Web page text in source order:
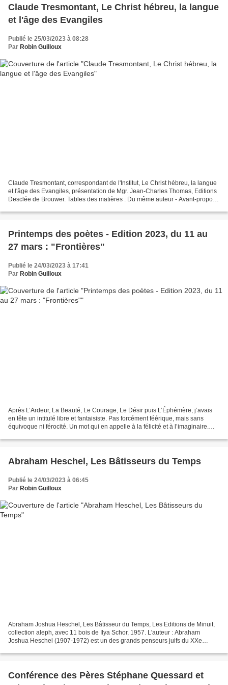
Claude Tresmontant, Le Christ hébreu, la langue
et l'âge des Evangiles
Publié le 25/03/2023 à 08:28
Par Robin Guilloux
Claude Tresmontant, correspondant de l'Institut, Le Christ hébreu, la langue
et l'âge des Evangiles, présentation de Mgr. Jean-Charles Thomas, Editions
Desclée de Brouwer. Tables des matières : Du même auteur - Avant-propos -
Printemps des poètes - Edition 2023, du 11 au
27 mars : "Frontières"
Publié le 24/03/2023 à 17:41
Par Robin Guilloux
Après L’Ardeur, La Beauté, Le Courage, Le Désir puis L’Éphémère, j’avais
en tête un intitulé libre et fantaisiste. Pas forcément féérique, mais sans
équivoque ni férocité. Un mot qui en appelle à la félicité et à l’imaginaire.
Abraham Heschel, Les Bâtisseurs du Temps
Publié le 24/03/2023 à 06:45
Par Robin Guilloux
Abraham Joshua Heschel, Les Bâtisseur du Temps, Les Editions de Minuit,
collection aleph, avec 11 bois de Ilya Schor, 1957. L'auteur : Abraham
Joshua Heschel (1907-1972) est un des grands penseurs juifs du XXe
Conférence des Pères Stéphane Quessard et